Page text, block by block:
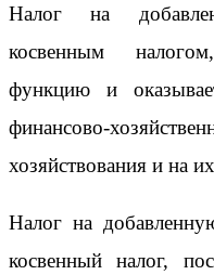
Налог на
косвенным
функцию и
финансово-
хозяйствования и на
Налог на
косвенный налог,